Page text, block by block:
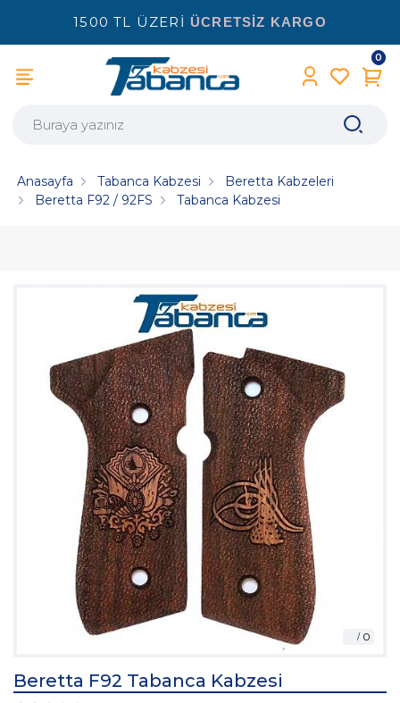
1500 TL ÜZERİ ÜCRETSİZ KARGO
0
Anasayfa Tabanca Kabzesi
Beretta Kabzeleri
Beretta F92 / 92FS
Tabanca Kabzesi
Beretta F92 Tabanca Kabzesi